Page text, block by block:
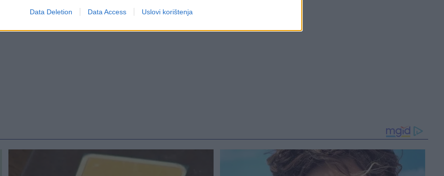
Data Deletion Data Access Uslovi korištenja
između Hrvatske i Izraela.